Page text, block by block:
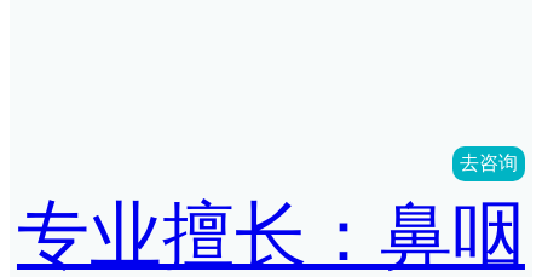
去咨询
专业擅长：鼻咽